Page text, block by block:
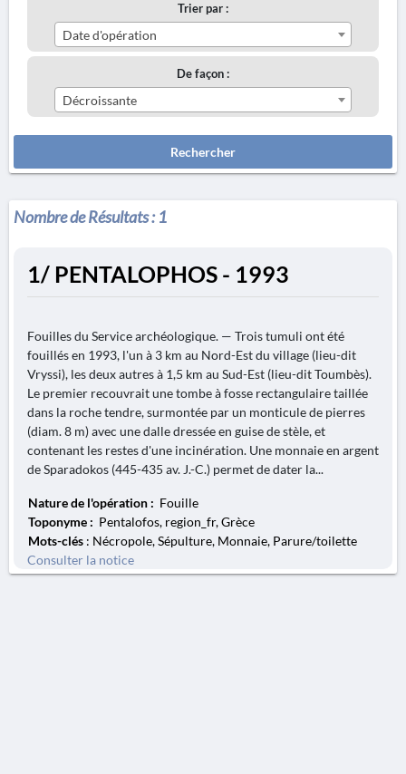
Trier par :
Date d'opération
De façon :
Décroissante
Rechercher
Nombre de Résultats :1
1/ PENTALOPHOS - 1993
Fouilles du Service archéologique. — Trois tumuli ont été
fouillés en 1993, l'un à 3 km au Nord-Est du village (lieu-dit
Vryssi), les deux autres à 1,5 km au Sud-Est (lieu-dit Toumbès).
Le premier recouvrait une tombe à fosse rectangulaire taillée
dans la roche tendre, surmontée par un monticule de pierres
(diam. 8 m) avec une dalle dressée en guise de stèle, et
contenant les restes d'une incinération. Une monnaie en argent
de Sparadokos (445-435 av. J.-C.) permet de dater la...
Nature de l'opération : Fouille
Toponyme : Pentalofos, region_fr, Grèce
Mots-clés : Nécropole, Sépulture, Monnaie, Parure/toilette
Consulter la notice